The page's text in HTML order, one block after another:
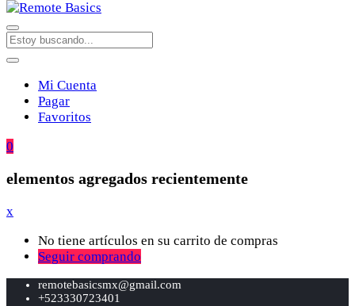
Mi Cuenta
Pagar
Favoritos
0
elementos agregados recientemente
x
No tiene artículos en su carrito de compras
Seguir comprando
remotebasicsmx@gmail.com
+523330723401